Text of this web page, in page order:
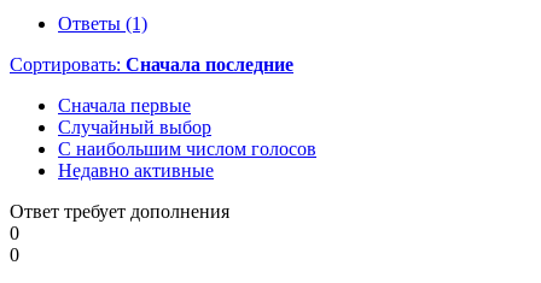
Ответы (1)
Сортировать: Сначала последние
Сначала первые
Случайный выбор
С наибольшим числом голосов
Недавно активные
Ответ требует дополнения
0
0